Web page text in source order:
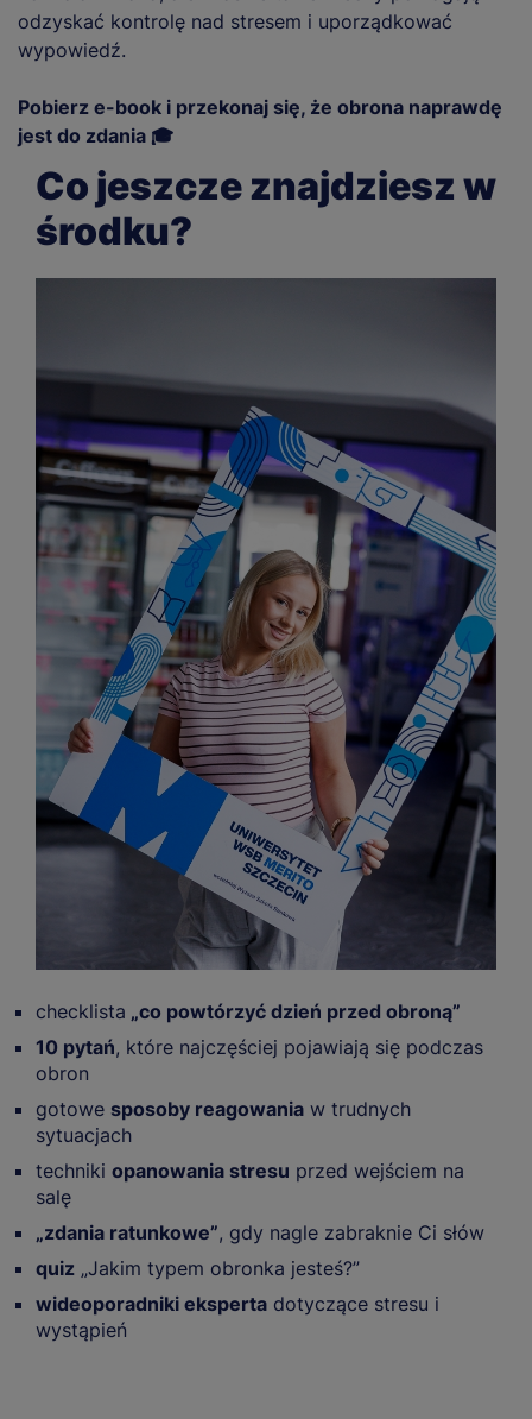
odzyskać kontrolę nad stresem i uporządkować
wypowiedź.
Pobierz e-book i przekonaj się, że obrona naprawdę
jest do zdania 🎓
Co jeszcze znajdziesz w
środku?
checklista „co powtórzyć dzień przed obroną”
10 pytań, które najczęściej pojawiają się podczas
obron
gotowe sposoby reagowania w trudnych
sytuacjach
techniki opanowania stresu przed wejściem na
salę
„zdania ratunkowe”, gdy nagle zabraknie Ci słów
quiz „Jakim typem obronka jesteś?”
wideoporadniki eksperta dotyczące stresu i
wystąpień